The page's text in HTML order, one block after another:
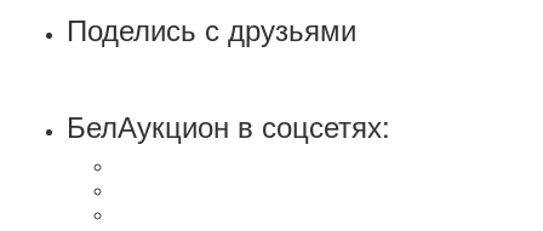
Поделись с друзьями
БелАукцион в соцсетях: